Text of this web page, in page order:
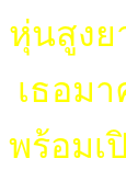
หุ่นสูงย
เธอม
พร้อมเ